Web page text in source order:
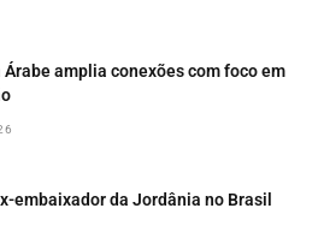
Árabe amplia conexões com foco em
embaixador da Jordânia no Brasil